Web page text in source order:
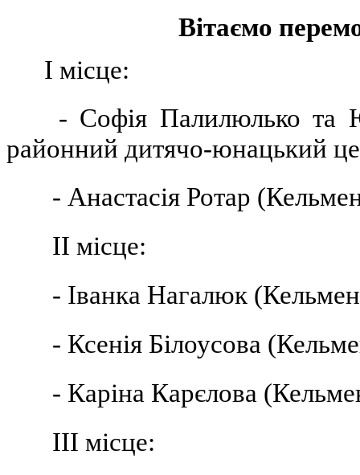
Вітаємо
І місце:
- Софія Палилюлько та
районний дитячо-юнацький
- Анастасія Ротар
ІІ місце:
- Іванка Нагалюк
- Ксенія Білоусова
- Каріна Карєлова
ІІІ місце: